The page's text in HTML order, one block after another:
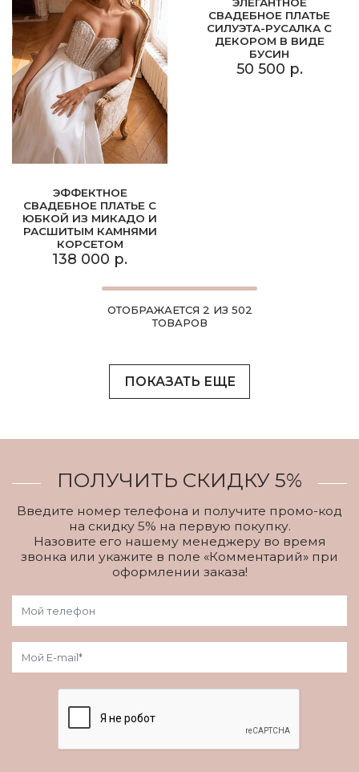
ЭФФЕКТНОЕ
СВАДЕБНОЕ ПЛАТЬЕ С
ЮБКОЙ ИЗ МИКАДО И
РАСШИТЫМ КАМНЯМИ
КОРСЕТОМ
138 000 р.
СВАДЕБНОЕ ПЛАТЬЕ
СИЛУЭТА-РУСАЛКА С
ДЕКОРОМ В ВИДЕ
БУСИН
50 500 р.
ОТОБРАЖАЕТСЯ 2 ИЗ 502
ТОВАРОВ
ПОКАЗАТЬ ЕЩЕ
ПОЛУЧИТЬ СКИДКУ 5%
Введите номер телефона и получите промо-код
на скидку 5% на первую покупку.
Назовите его нашему менеджеру во время
звонка или укажите в поле «Комментарий» при
оформлении заказа!